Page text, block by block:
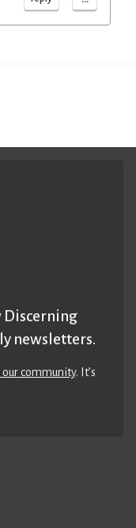
Discerning
newsletters.
community. It’s